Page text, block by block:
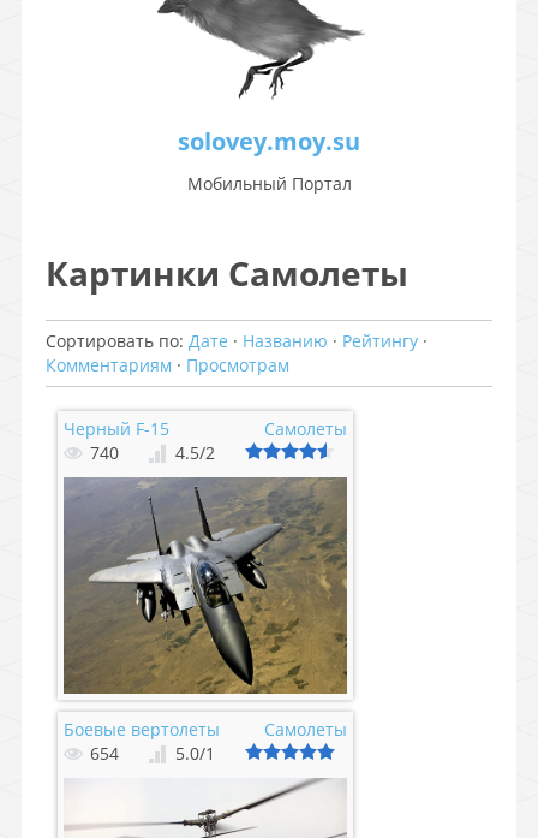
solovey.moy.su
Мобильный Портал
Картинки Самолеты
Сортировать по: Дате · Названию · Рейтингу ·
Комментариям · Просмотрам
Черный F-15
Самолеты
740
4.5/2
Боевые вертолеты
Самолеты
654
5.0/1